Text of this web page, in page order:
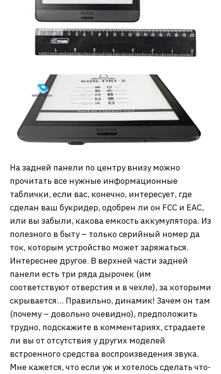
На задней панели по центру внизу можно
прочитать все нужные информационные
таблички, если вас, конечно, интересует, где
сделан ваш букридер, одобрен ли он FCC и ЕАС,
или вы забыли, какова емкость аккумулятора. Из
полезного в быту – только серийный номер да
ток, которым устройство может заряжаться.
Интереснее другое. В верхней части задней
панели есть три ряда дырочек (им
соответствуют отверстия и в чехле), за которыми
скрывается… Правильно, динамик! Зачем он там
(почему – довольно очевидно), предположить
трудно, подскажите в комментариях, страдаете
ли вы от отсутствия у других моделей
встроенного средства воспроизведения звука.
Мне кажется, что если уж и хотелось сделать что-